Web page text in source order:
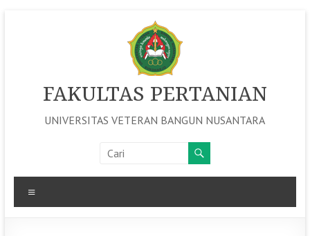
FAKULTAS PERTANIAN
UNIVERSITAS VETERAN BANGUN NUSANTARA